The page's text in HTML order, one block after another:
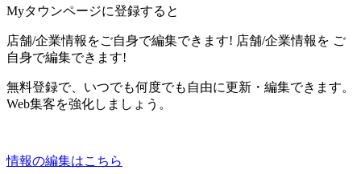
Myタウンページに登録すると
店舗/企業情報をご自身で編集できます! 店舗/企業情報を ご
自身で編集できます!
無料登録で、いつでも何度でも自由に更新・編集できます。
Web集客を強化しましょう。
情報の編集はこちら